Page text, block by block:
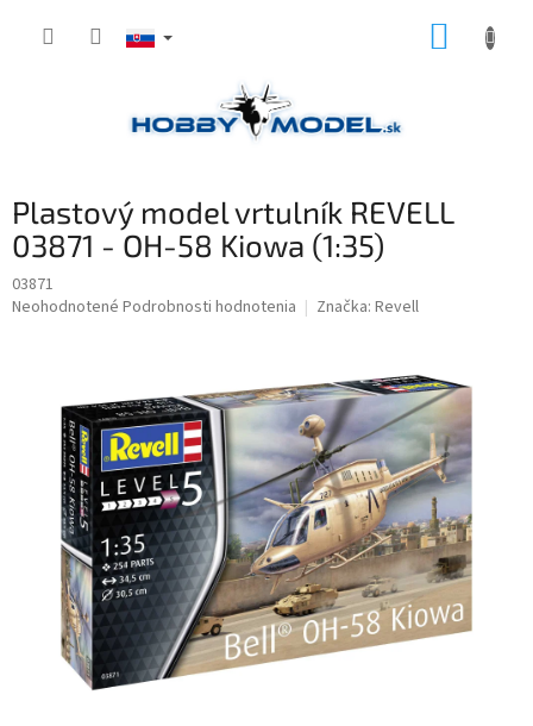
Plastový model vrtulník REVELL
03871 - OH-58 Kiowa (1:35)
03871
Priemerné
hviezdičiek.
Neohodnotené Podrobnosti hodnotenia Značka: Revell